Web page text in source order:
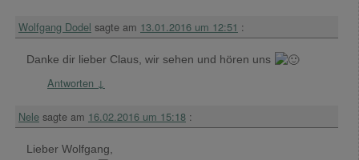
Wolfgang Dodel sagte am 13.01.2016 um 12:51 :
Danke dir lieber Claus, wir sehen und hören uns
Antworten ↓
Nele sagte am 16.02.2016 um 15:18 :
Lieber Wolfgang,